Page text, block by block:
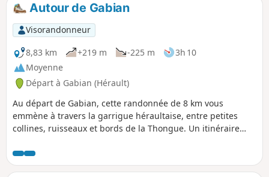
Autour de Gabian
Visorandonneur
8,83 km
+219 m -225 m
3h 10
Moyenne
Départ à Gabian (Hérault)
Au départ de Gabian, cette randonnée de 8 km vous
emmène à travers la garrigue héraultaise, entre petites
collines, ruisseaux et bords de la Thongue. Un itinéraire
authentique, sauvage et apaisant.